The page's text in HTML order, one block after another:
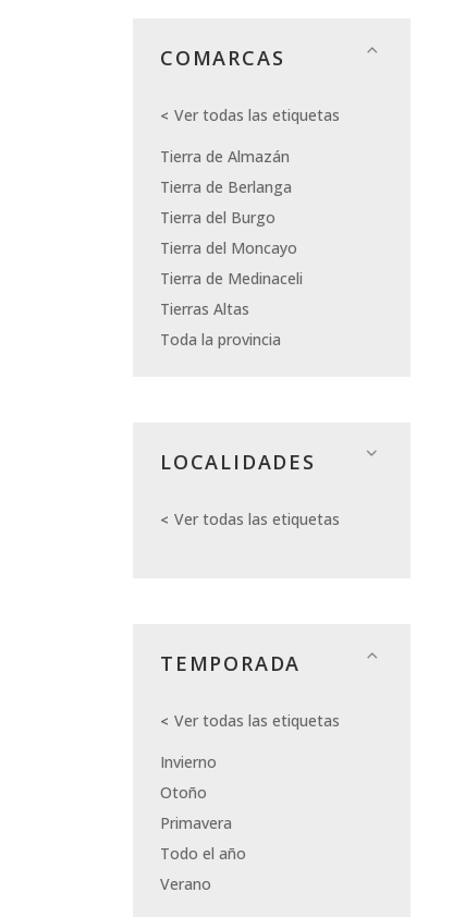
COMARCAS
Ver todas las etiquetas
Tierra de Almazán
Tierra de Berlanga
Tierra del Burgo
Tierra del Moncayo
Tierra de Medinaceli
Tierras Altas
Toda la provincia
LOCALIDADES
Ver todas las etiquetas
TEMPORADA
Ver todas las etiquetas
Invierno
Otoño
Primavera
Todo el año
Verano